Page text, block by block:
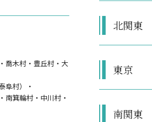
北関東
東京
南関東
喬木村・豊丘村・大
阜村）・
南箕輪村・中川村・